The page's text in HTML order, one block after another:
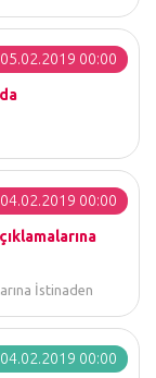
05.02.2019 00:00
04.02.2019 00:00
İstinaden
04.02.2019 00:00